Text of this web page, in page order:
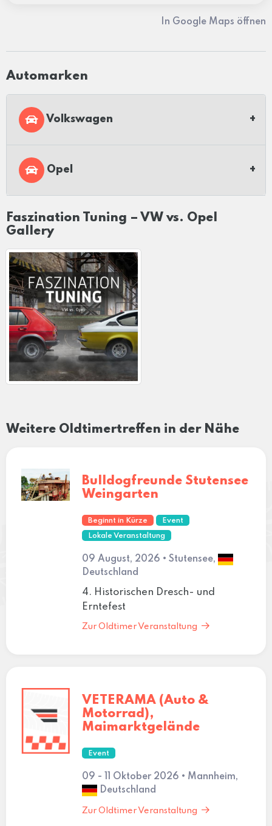
In Google Maps öffnen
Automarken
Volkswagen
Opel
Faszination Tuning – VW vs. Opel
Gallery
Weitere Oldtimertreffen in der Nähe
Bulldogfreunde Stutensee
Weingarten
Beginnt in Kürze Event
Lokale Veranstaltung
09 August, 2026 • Stutensee,
Deutschland
4. Historischen Dresch- und
Erntefest
Zur Oldtimer Veranstaltung
VETERAMA (Auto &
Motorrad),
Maimarktgelände
Event
09 - 11 Oktober 2026 • Mannheim,
Deutschland
Zur Oldtimer Veranstaltung